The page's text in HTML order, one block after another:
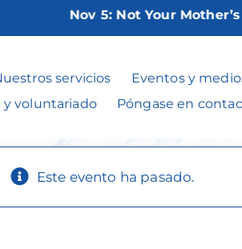
Nov 5:Not Your Mother’s
servicios
Eventos y
y voluntariado
Póngase en
Rummy
Este evento ha pasado.